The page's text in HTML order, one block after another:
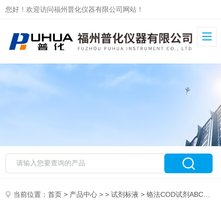
您好！欢迎访问福州普化仪器有限公司网站！
当前位置：首页 > 产品中心 > >试剂标液 > 铬法COD试剂ABC试剂（棕色不含标液）